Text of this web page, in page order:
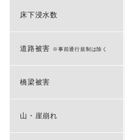
床下浸水数
道路被害 ※事前通行規制は除く
橋梁被害
山・崖崩れ